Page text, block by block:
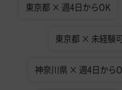
東京都 × 週4日からOK
東京都 × 未経験
神奈川県 × 週4日から